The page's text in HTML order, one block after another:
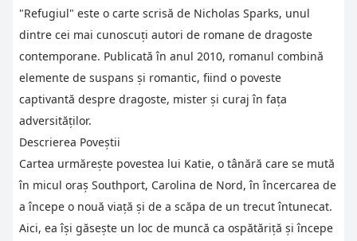
"Refugiul" este o carte scrisă de Nicholas Sparks, unul
dintre cei mai cunoscuți autori de romane de dragoste
contemporane. Publicată în anul 2010, romanul combină
elemente de suspans și romantic, fiind o poveste
captivantă despre dragoste, mister și curaj în fața
adversităților.
Descrierea Poveștii
Cartea urmărește povestea lui Katie, o tânără care se mută
în micul oraș Southport, Carolina de Nord, în încercarea de
a începe o nouă viață și de a scăpa de un trecut întunecat.
Aici, ea își găsește un loc de muncă ca ospătăriță și începe